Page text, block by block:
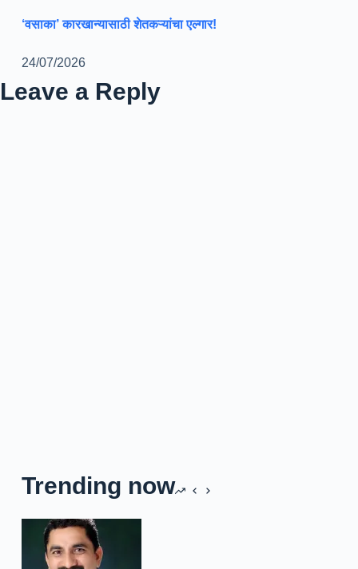
‘वसाका’ कारखान्यासाठी शेतकऱ्यांचा एल्गार!
24/07/2026
Leave a Reply
Trending now